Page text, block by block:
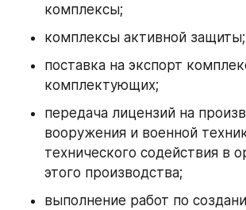
комплексы;
комплексы активной защиты;
поставка на экспорт
комплектующих;
передача лицензий на
вооружения и военной
технического содействия в
этого производства;
выполнение работ по